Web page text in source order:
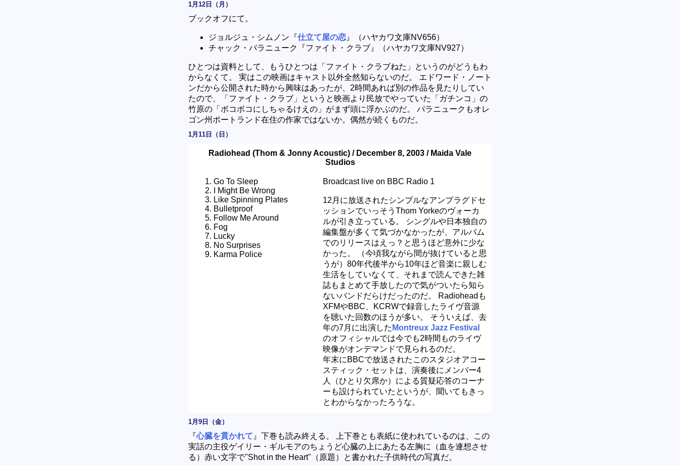
1月12日（月）
ブックオフにて。
ジョルジュ・シムノン『仕立て屋の恋 』（ハヤカワ文庫NV656）
チャック・パラニューク『ファイト・クラブ』（ハヤカワ文庫NV927）
ひとつは資料として、もうひとつは「ファイト・クラブねた」というのがどうもわ
からなくて。 実はこの映画はキャスト以外全然知らないのだ。 エドワード・ノート
ンだから公開された時から興味はあったが、2時間あれば別の作品を見たりしてい
たので、「ファイト・クラブ」というと映画より民放でやっていた「ガチンコ」の
竹原の「ボコボコにしちゃるけえの」がまず頭に浮かぶのだ。 パラニュークもオレ
ゴン州ポートランド在住の作家ではないか。偶然が続くものだ。
1月11日（日）
Radiohead (Thom & Jonny Acoustic) / December 8, 2003 / Maida Vale
Studios
Go To Sleep
I Might Be Wrong
Like Spinning Plates
Bulletproof
Follow Me Around
Fog
Lucky
No Surprises
Karma Police
Broadcast live on BBC Radio 1
12月に放送されたシンプルなアンプラグドセ
ッションでいっそうThom Yorkeのヴォーカ
ルが引き立っている。 シングルや日本独自の
編集盤が多くて気づかなかったが、アルバム
でのリリースはえっ？と思うほど意外に少な
かった。 （今頃我ながら間が抜けていると思
うが）80年代後半から10年ほど音楽に親しむ
生活をしていなくて、それまで読んできた雑
誌もまとめて手放したので気がついたら知ら
ないバンドだらけだったのだ。 Radioheadも
XFMやBBC、KCRWで録音したライヴ音源
を聴いた回数のほうが多い。 そういえば、去
年の7月に出演した Montreux Jazz Festival
のオフィシャルでは今でも2時間ものライヴ
映像がオンデマンドで見られるのだ。
年末にBBCで放送されたこのスタジオアコー
スティック・セットは、演奏後にメンバー4
人（ひとり欠席か）による質疑応答のコーナ
ーも設けられていたというが、聞いてもきっ
とわからなかったろうな。
1月9日（金）
『心臓を貫かれて 』下巻も読み終える。 上下巻とも表紙に使われているのは、この
実話の主役ゲイリー・ギルモアのちょうど心臓の上にあたる左胸に（血を連想させ
る）赤い文字で"Shot in the Heart"（原題）と書かれた子供時代の写真だ。